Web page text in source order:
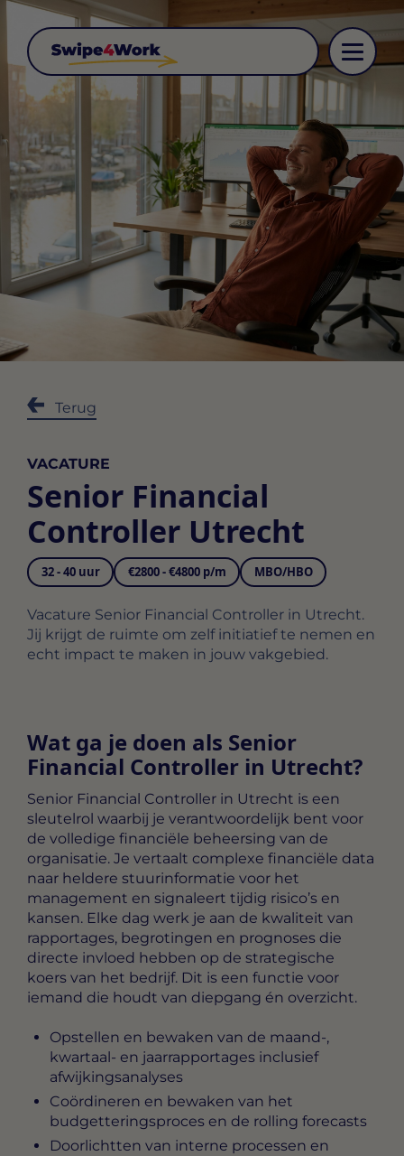
Terug
VACATURE
Senior Financial
Controller Utrecht
32 - 40 uur €2800 - €4800 p/m MBO/HBO
Vacature Senior Financial Controller in Utrecht.
Jij krijgt de ruimte om zelf initiatief te nemen en
echt impact te maken in jouw vakgebied.
Wat ga je doen als Senior
Financial Controller in Utrecht?
Senior Financial Controller in Utrecht is een
sleutelrol waarbij je verantwoordelijk bent voor
de volledige financiële beheersing van de
organisatie. Je vertaalt complexe financiële data
naar heldere stuurinformatie voor het
management en signaleert tijdig risico’s en
kansen. Elke dag werk je aan de kwaliteit van
rapportages, begrotingen en prognoses die
directe invloed hebben op de strategische
koers van het bedrijf. Dit is een functie voor
iemand die houdt van diepgang én overzicht.
Opstellen en bewaken van de maand-,
kwartaal- en jaarrapportages inclusief
afwijkingsanalyses
Coördineren en bewaken van het
budgetteringsproces en de rolling forecasts
Doorlichtten van interne processen en